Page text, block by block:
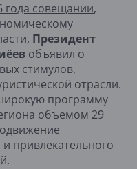
совещании,
Президент
объявил о
стимулов,
отрасли.
программу
объемом 29
привлекательного